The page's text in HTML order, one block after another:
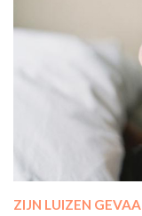
ZIJN LUIZEN